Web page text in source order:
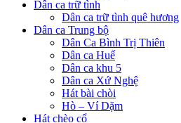
Dân ca trữ tình
Dân ca trữ tình quê hương
Dân ca Trung bộ
Dân Ca Bình Trị Thiên
Dân ca Huế
Dân ca khu 5
Dân ca Xứ Nghệ
Hát bài chòi
Hò – Ví Dặm
Hát chèo cổ